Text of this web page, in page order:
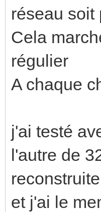
réseau soit
Cela
régulier
A chaque
j'ai testé
l'autre de
et j'ai le